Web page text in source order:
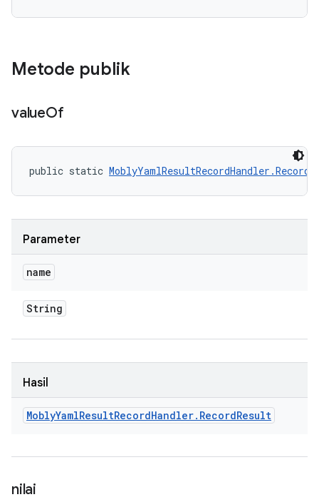
Metode publik
valueOf
public static
Parameter
name
String
Hasil
MoblyYamlResultRecordHandler. RecordResult
nilai